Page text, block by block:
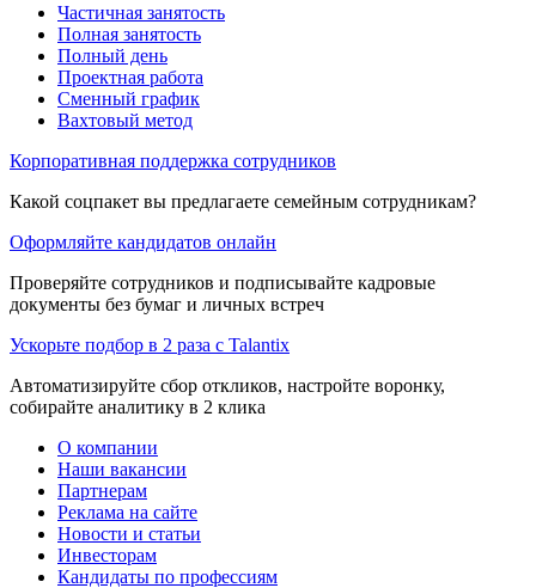
Частичная занятость
Полная занятость
Полный день
Проектная работа
Сменный график
Вахтовый метод
Корпоративная поддержка сотрудников
Какой соцпакет вы предлагаете семейным сотрудникам?
Оформляйте кандидатов онлайн
Проверяйте сотрудников и подписывайте кадровые
документы без бумаг и личных встреч
Ускорьте подбор в 2 раза с Talantix
Автоматизируйте сбор откликов, настройте воронку,
собирайте аналитику в 2 клика
О компании
Наши вакансии
Партнерам
Реклама на сайте
Новости и статьи
Инвесторам
Кандидаты по профессиям